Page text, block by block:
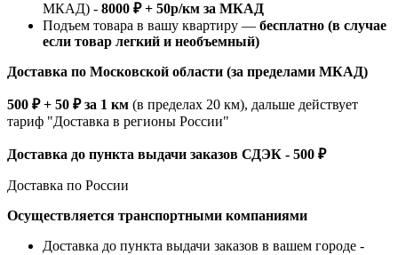
МКАД) - 8000 ₽ + 50р/км за МКАД
Подъем товара в вашу квартиру — бесплатно (в случае
если товар легкий и необъемный)
Доставка по Московской области (за пределами МКАД)
500 ₽ + 50 ₽ за 1 км (в пределах 20 км), дальше действует
тариф "Доставка в регионы России"
Доставка до пункта выдачи заказов СДЭК - 500 ₽
Доставка по России
Осуществляется транспортными компаниями
Доставка до пункта выдачи заказов в вашем городе -